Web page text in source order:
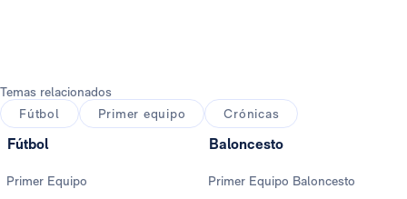
Temas relacionados
Fútbol
Primer equipo Crónicas
Fútbol
Primer Equipo
Baloncesto
Primer Equipo Baloncesto